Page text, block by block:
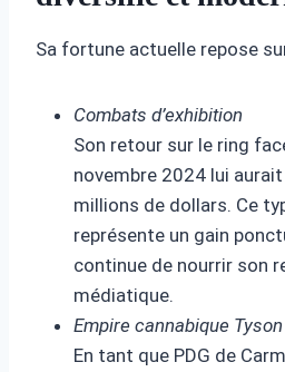
Sa fortune actuelle repose
Combats d’exhibition
Son retour sur le ring
novembre 2024 lui
millions de dollars. Ce
représente un gain
continue de nourrir son
médiatique.
Empire cannabique
En tant que PDG de